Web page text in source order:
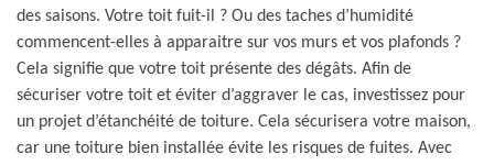
des saisons. Votre toit fuit-il ? Ou des taches d’humidité
commencent-elles à apparaitre sur vos murs et vos plafonds ?
Cela signifie que votre toit présente des dégâts. Afin de
sécuriser votre toit et éviter d’aggraver le cas, investissez pour
un projet d’étanchéité de toiture. Cela sécurisera votre maison,
car une toiture bien installée évite les risques de fuites. Avec